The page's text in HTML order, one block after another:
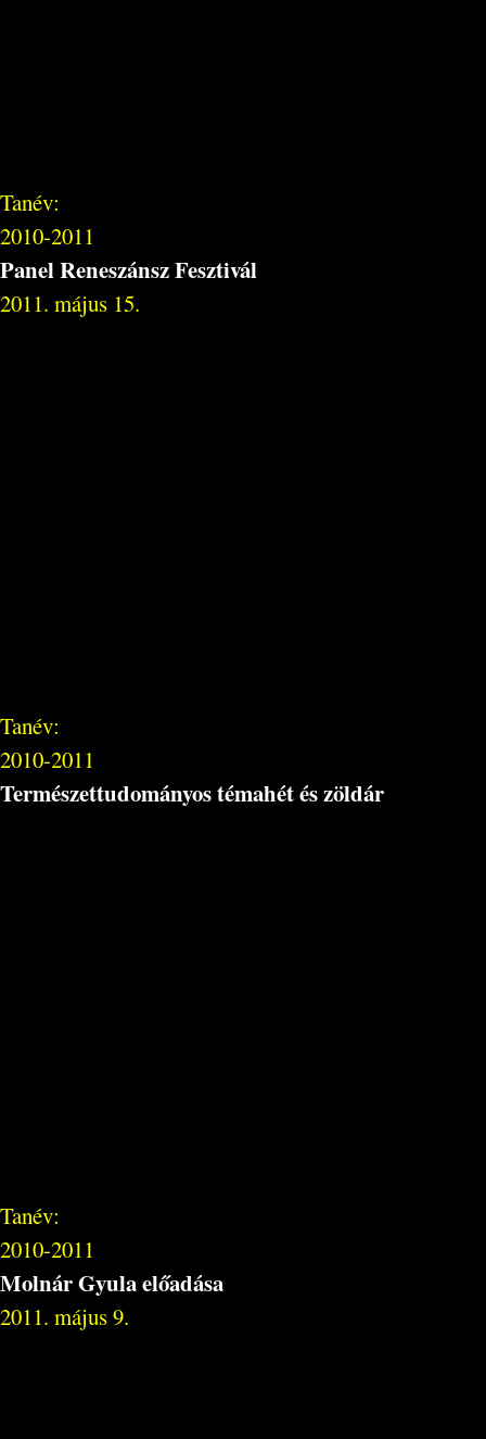
Tanév:
2010-2011
Panel Reneszánsz Fesztivál
2011. május 15.
Tanév:
2010-2011
Természettudományos témahét és zöldár
Tanév:
2010-2011
Molnár Gyula előadása
2011. május 9.